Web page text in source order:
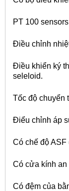
PT 100
Điều chỉnh
Điều khiển ký
seleloid.
Tốc độ chuyển
Điểu chỉnh áp
Có chế độ ASF
Có cửa kính an
Có đệm của